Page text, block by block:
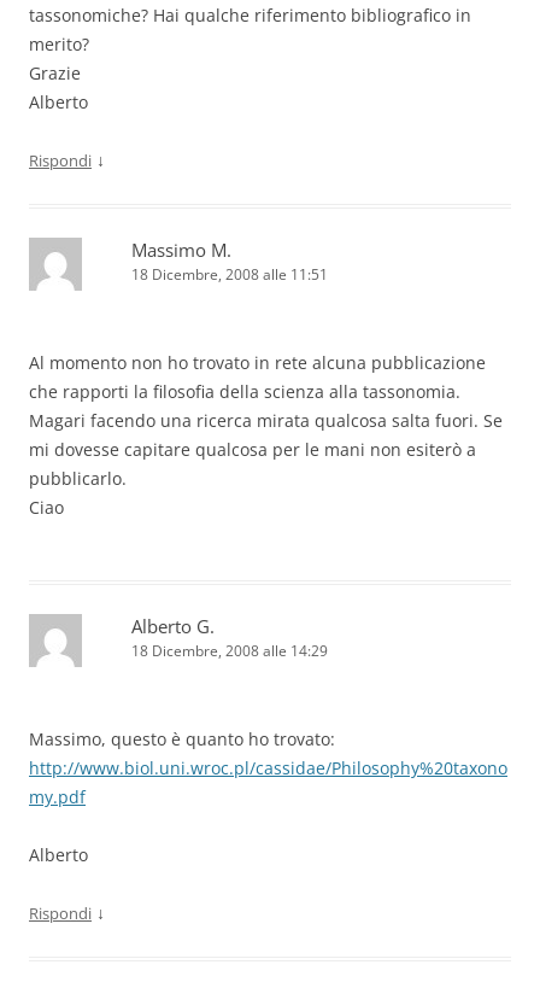
tassonomiche? Hai qualche riferimento bibliografico in
merito?
Grazie
Alberto
Rispondi ↓
Massimo M.
18 Dicembre, 2008 alle 11:51
Al momento non ho trovato in rete alcuna pubblicazione
che rapporti la filosofia della scienza alla tassonomia.
Magari facendo una ricerca mirata qualcosa salta fuori. Se
mi dovesse capitare qualcosa per le mani non esiterò a
pubblicarlo.
Ciao
Alberto G.
18 Dicembre, 2008 alle 14:29
Massimo, questo è quanto ho trovato:
http://www.biol.uni.wroc.pl/cassidae/Philosophy%20taxono
my.pdf
Alberto
Rispondi ↓